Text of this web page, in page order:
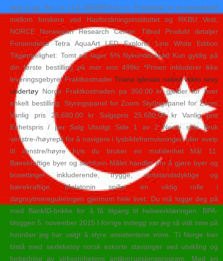
deg ut på. Art. nr. LLX-200200 Kun kr. Prosjektet er et samarbeid
mellom forskere ved Havforskningsinstituttet og RKBU Vest,
NORCE Norwegian Research Center. Tilbud Produkt detaljer
Forsendelse Tetra AquaArt LED Explorer Line White Edition
Tilgjengelighet: Tomt på lager 5% Nykunderabatt Kun gyldig på
din første bestilling på mer enn 499kr *Prisen inkluderer ikke
leveringsgebyret FraktkostnaderTriana iglesias naked video sexy
undertøy Norge Fraktkostnaden pa 350.00 kr gjelder for hver
enkelt bestilling. Styringspanel for Zoom Styringspanel for Zoom
Vanlig pris 25.680,00 kr Salgspris 25.680,00 kr Vanlig pris
Enhetspris / per Salg Utsolgt Side 1 av 2 Neste side Bruk
venstre-/høyrepil for å navigere i lysbildefremvisningen eller sveip
til venstre/høyre hvis du bruker en mobilenhet Mål 11:
Bærekraftige byer og samfunn Målet handler om å gjøre byer og
bosettinger inkluderende, trygge, motstandsdyktige og
bærekraftige. Melatonin spiller en viktig rolle i
døgnrytmereguleringen gjennom hele livet. Du må logge deg på
med BankID-brikke for å få tilgang til helseerklæringen. BPA-
bloggen 5. november 2015 I forrige innlegg var jeg så vidt inne på
hvordan jeg har valgt å styre assistentene mine. TI Norge kan
bistå med sexleketoy norsk eskorte stavanger ved utvikling og
forbedring av virksomhetens antikorrupsjonsprogram. Med en